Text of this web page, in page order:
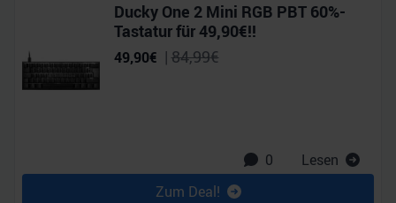
Ducky One 2 Mini RGB PBT 60%-
Tastatur für 49,90€!!
49,90€ | 84,99€
0
Lesen
Zum Deal!